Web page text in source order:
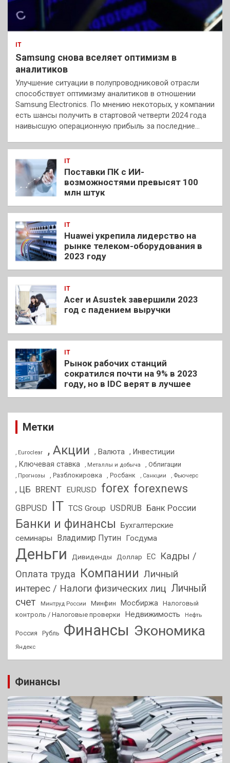
IT
Samsung снова вселяет оптимизм в
аналитиков
Улучшение ситуации в полупроводниковой отрасли
способствует оптимизму аналитиков в отношении
Samsung Electronics. По мнению некоторых, у компании
есть шансы получить в стартовой четверти 2024 года
наивысшую операционную прибыль за последние…
IT
Поставки ПК с ИИ-
возможностями превысят 100
млн штук
IT
Huawei укрепила лидерство на
рынке телеком-оборудования в
2023 году
IT
Acer и Asustek завершили 2023
год с падением выручки
IT
Рынок рабочих станций
сократился почти на 9% в 2023
году, но в IDC верят в лучшее
Метки
, Euroclear , Акции , Валюта
, Инвестиции
, Ключевая ставка
, Металлы и добыча , Облигации
, Прогнозы , Разблокировка , Росбанк , Санкции , Фьючерс
, ЦБ BRENT EURUSD forex forexnews
GBPUSD IT TCS Group USDRUB Банк России
Банки и финансы
Бухгалтерские
семинары
Владимир Путин Госдума
Деньги Дивиденды Доллар ЕС
Кадры /
Оплата труда Компании Личный
интерес / Налоги физических лиц Личный
счет
Минтруд России Минфин Мосбиржа
Налоговый
контроль / Налоговые проверки
Недвижимость Нефть
Россия Рубль Финансы Экономика
Яндекс
Финансы